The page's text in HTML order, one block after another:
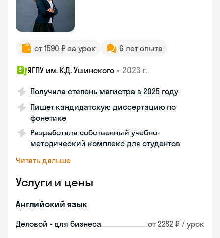
от 1590 ₽ за урок 6 лет опыта
ЯГПУ им. К.Д. Ушинского • 2023 г.
Получила степень магистра в 2025 году
Пишет кандидатскую диссертацию по
фонетике
Разработала собственный учебно-
методический комплекс для студентов
Читать дальше
Услуги и цены
Английский язык
Деловой - для бизнеса от 2282 ₽ / урок